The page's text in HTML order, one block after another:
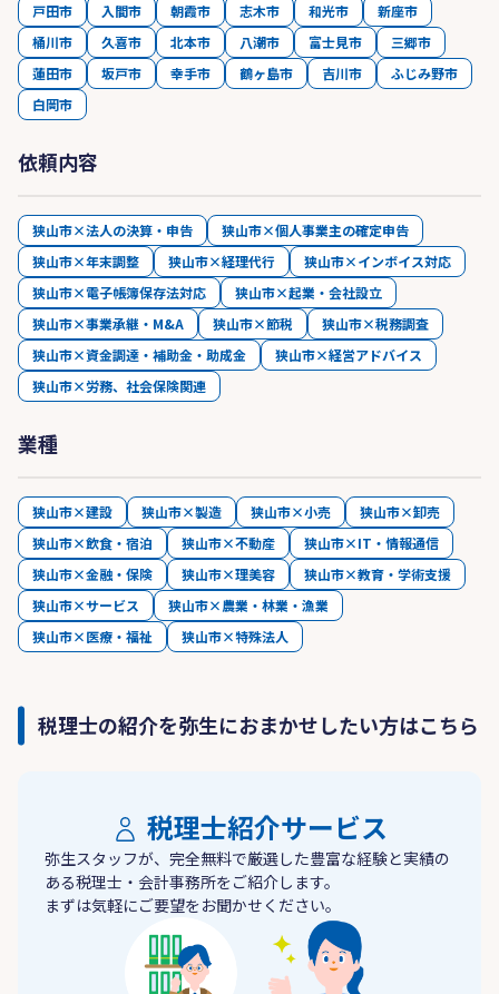
戸田市
入間市 朝霞市 志木市 和光市
新座市
桶川市
久喜市 北本市 八潮市 富士見市
三郷市
蓮田市
坂戸市 幸手市 鶴ヶ島市 吉川市
ふじみ野市
白岡市
依頼内容
狭山市×法人の決算・申告
狭山市×個人事業主の確定申告
狭山市×年末調整
狭山市×経理代行
狭山市×インボイス対応
狭山市×電子帳簿保存法対応
狭山市×起業・会社設立
狭山市×事業承継・M&A
狭山市×節税
狭山市×税務調査
狭山市×資金調達・補助金・助成金
狭山市×経営アドバイス
狭山市×労務、社会保険関連
業種
狭山市×建設 狭山市×製造 狭山市×小売
狭山市×卸売
狭山市×飲食・宿泊
狭山市×不動産
狭山市×IT・情報通信
狭山市×金融・保険
狭山市×理美容
狭山市×教育・学術支援
狭山市×サービス
狭山市×農業・林業・漁業
狭山市×医療・福祉
狭山市×特殊法人
税理士の紹介を弥生におまかせしたい方はこちら
税理士紹介サービス
弥生スタッフが、完全無料で厳選した豊富な経験と実績の
ある税理士・会計事務所をご紹介します。
まずは気軽にご要望をお聞かせください。